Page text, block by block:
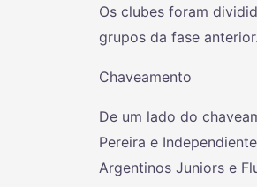
Os clubes foram
grupos da fase
Chaveamento
De um lado do
Pereira e
Argentinos Juniors e